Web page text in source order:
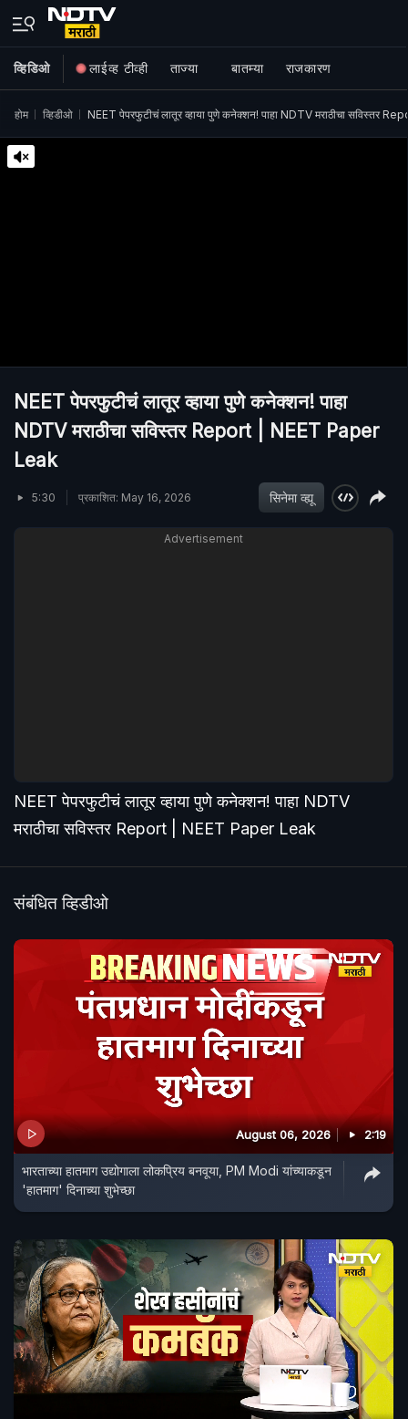
व्हिडिओ लाईव्ह टीव्ही ताज्या बातम्या राजकारण
होम व्हिडीओ NEET पेपरफुटीचं लातूर व्हाया पुणे कनेक्शन! पाहा NDTV मराठीचा सविस्तर
NEET पेपरफुटीचं लातूर व्हाया पुणे कनेक्शन! पाहा
NDTV मराठीचा सविस्तर Report | NEET Paper
Leak
5:30 प्रकाशित: May 16, 2026 सिनेमा व्ह्यू
Advertisement
NEET पेपरफुटीचं लातूर व्हाया पुणे कनेक्शन! पाहा NDTV
मराठीचा सविस्तर Report | NEET Paper Leak
संबंधित व्हिडीओ
August 06, 2026 2:19
भारताच्या हातमाग उद्योगाला लोकप्रिय बनवूया, PM Modi यांच्याकडून
'हातमाग' दिनाच्या शुभेच्छा